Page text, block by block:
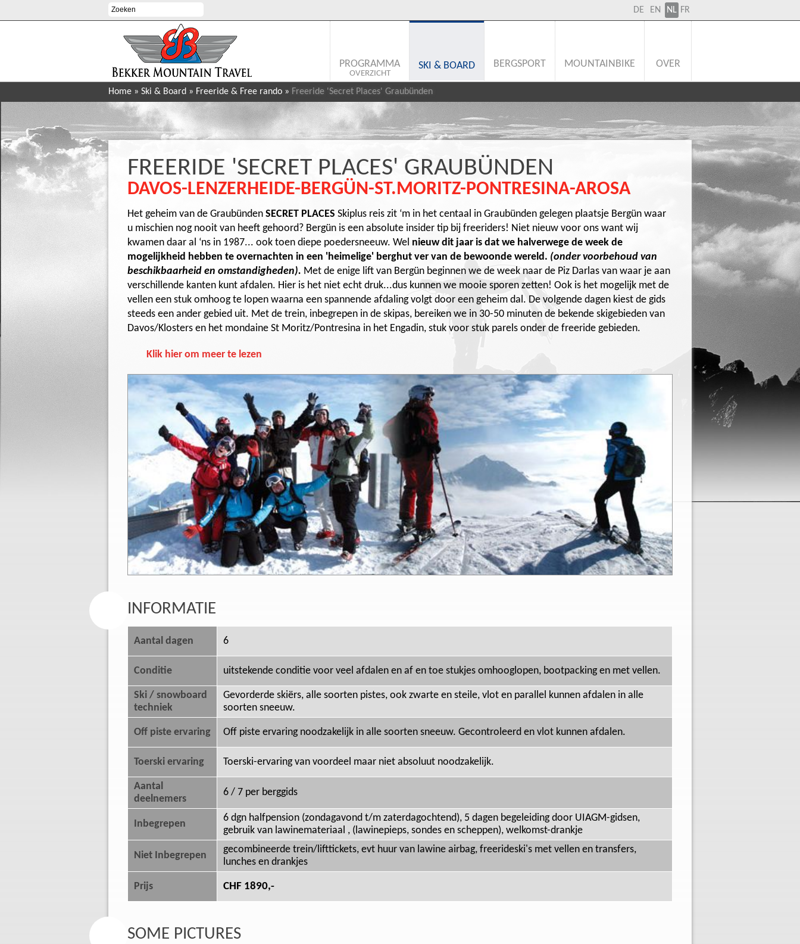
DE EN FR
NL
PROGRAMMA
OVERZICHT
SKI & BOARD BERGSPORT MOUNTAINBIKE OVER
Home » Ski & Board » Freeride & Free rando » Freeride 'Secret Places' Graubünden
FREERIDE 'SECRET PLACES' GRAUBÜNDEN
DAVOS-LENZERHEIDE-BERGÜN-ST.MORITZ-PONTRESINA-AROSA
Het geheim van de Graubünden SECRET PLACES Skiplus reis zit ‘m in het centaal in Graubünden gelegen plaatsje Bergün waar
u mischien nog nooit van heeft gehoord? Bergün is een absolute insider tip bij freeriders! Niet nieuw voor ons want wij
kwamen daar al ‘ns in 1987... ook toen diepe poedersneeuw. Wel nieuw dit jaar is dat we halverwege de week de
mogelijkheid hebben te overnachten in een 'heimelige' berghut ver van de bewoonde wereld. (onder voorbehoud van
beschikbaarheid en omstandigheden). Met de enige lift van Bergün beginnen we de week naar de Piz Darlas van waar je aan
verschillende kanten kunt afdalen. Hier is het niet echt druk...dus kunnen we mooie sporen zetten! Ook is het mogelijk met de
vellen een stuk omhoog te lopen waarna een spannende afdaling volgt door een geheim dal. De volgende dagen kiest de gids
steeds een ander gebied uit. Met de trein, inbegrepen in de skipas, bereiken we in 30-50 minuten de bekende skigebieden van
Davos/Klosters en het mondaine St Moritz/Pontresina in het Engadin, stuk voor stuk parels onder de freeride gebieden.
Klik hier om meer te lezen
INFORMATIE
Aantal dagen 6
Conditie uitstekende conditie voor veel afdalen en af en toe stukjes omhooglopen, bootpacking en met vellen.
Ski / snowboard
techniek
Gevorderde skiërs, alle soorten pistes, ook zwarte en steile, vlot en parallel kunnen afdalen in alle
soorten sneeuw.
Off piste ervaring Off piste ervaring noodzakelijk in alle soorten sneeuw. Gecontroleerd en vlot kunnen afdalen.
Toerski ervaring Toerski-ervaring van voordeel maar niet absoluut noodzakelijk.
Aantal
deelnemers
6 / 7 per berggids
Inbegrepen
6 dgn halfpension (zondagavond t/m zaterdagochtend), 5 dagen begeleiding door UIAGM-gidsen,
gebruik van lawinemateriaal , (lawinepieps, sondes en scheppen), welkomst-drankje
Niet Inbegrepen
gecombineerde trein/lifttickets, evt huur van lawine airbag, freerideski's met vellen en transfers,
lunches en drankjes
Prijs CHF 1890,-
SOME PICTURES